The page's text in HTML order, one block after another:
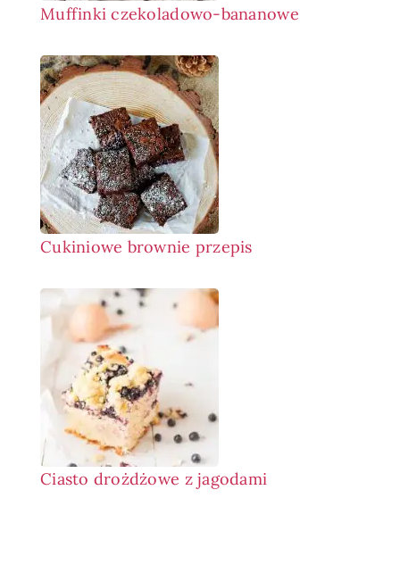
Muffinki czekoladowo-bananowe
Cukiniowe brownie przepis
Ciasto drożdżowe z jagodami